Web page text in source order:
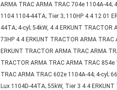
ARMA TRAC ARMA TRAC 704e 1104A-44;
1104 1104-44TA; Tier 3; 110HP 4.4 12.01
44TA; 4-cyl; 54kW, 4.4 ERKUNT
73HP 4.4 ERKUNT TRACTOR ARMA
ERKUNT TRACTOR ARMA TRAC ARMA
TRACTOR ARMA TRAC ARMA TRAC
TRAC ARMA TRAC 602e 1104A-44; 4-cyl;
Lux 1104D-44TA; 55kW, Tier 3 4.4